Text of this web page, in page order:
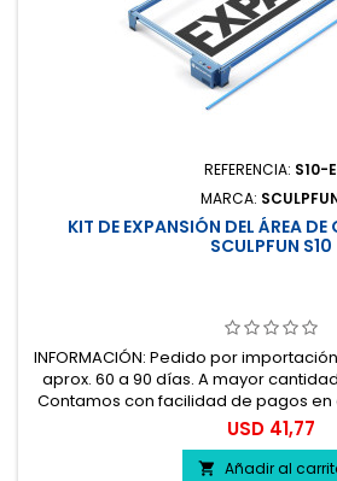
REFERENCIA: S10-E
MARCA:
KIT DE EXPANSIÓN DEL ÁREA
SCULPFUN S10
INFORMACIÓN: Pedido por
aprox. 60 a 90 días. A mayor
Contamos con facilidad de pagos en
del impuesto. 100%
Precio
USD 41,77
 Añadir al